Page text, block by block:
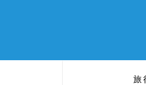
旅